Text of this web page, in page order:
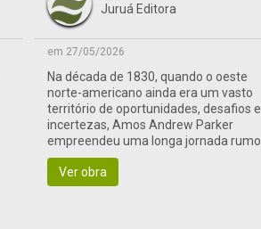
Juruá Editora
em 27/05/2026
Na década de 1830, quando o oeste
norte-americano ainda era um vasto
território de oportunidades, desafios e
incertezas, Amos Andrew Parker
empreendeu uma longa jornada rumo
às terras de fronteira
Ver obra